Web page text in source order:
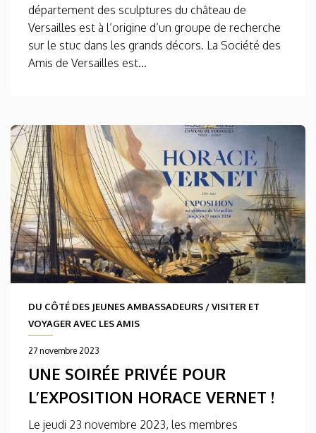
département des sculptures du château de
Versailles est à l’origine d’un groupe de recherche
sur le stuc dans les grands décors. La Société des
Amis de Versailles est...
DU CÔTÉ DES JEUNES AMBASSADEURS /VISITER ET
VOYAGER AVEC LES AMIS
27 novembre 2023
UNE SOIRÉE PRIVÉE POUR
L’EXPOSITION HORACE VERNET !
Le jeudi 23 novembre 2023, les membres